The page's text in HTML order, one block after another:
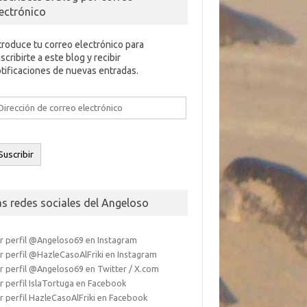
tu correo electrónico para
a este blog y recibir
de nuevas entradas.
redes sociales del Angeloso
perfil @Angeloso69 en Instagram
perfil @HazleCasoAlFriki en Instagram
perfil @Angeloso69 en Twitter / X.com
perfil IslaTortuga en Facebook
perfil HazleCasoAlFriki en Facebook